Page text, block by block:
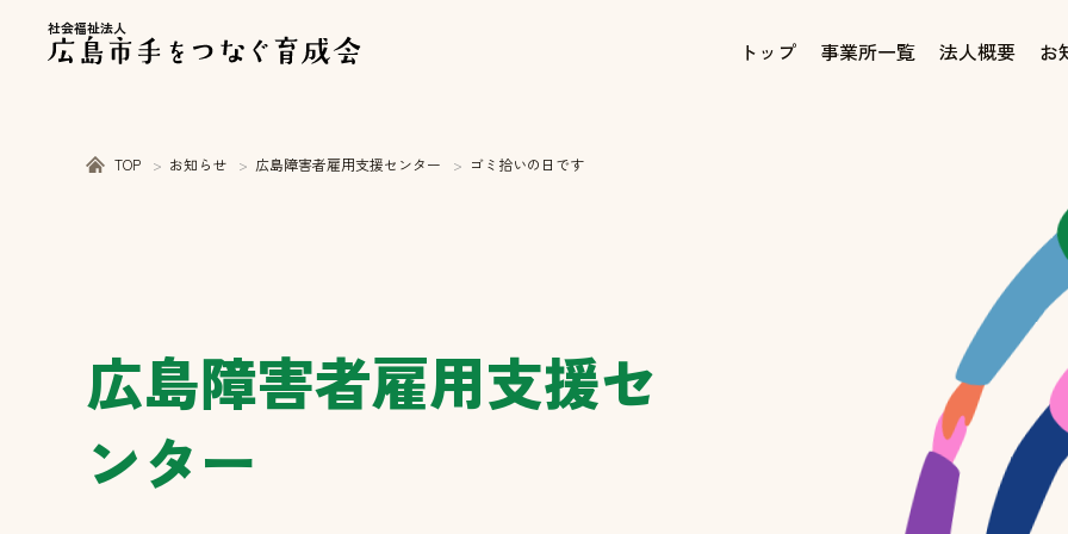
社会福祉法人
トップ 事業所一覧 法人概要 お
TOP お知らせ 広島障害者雇用支援センター ゴミ拾いの日です
広島障害者雇用支援セ
ンター